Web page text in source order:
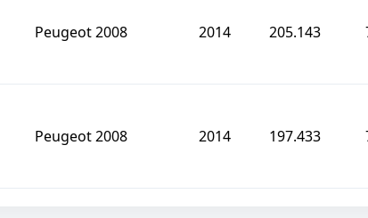
Peugeot 2008 2014 205.143
Peugeot 2008 2014 197.433